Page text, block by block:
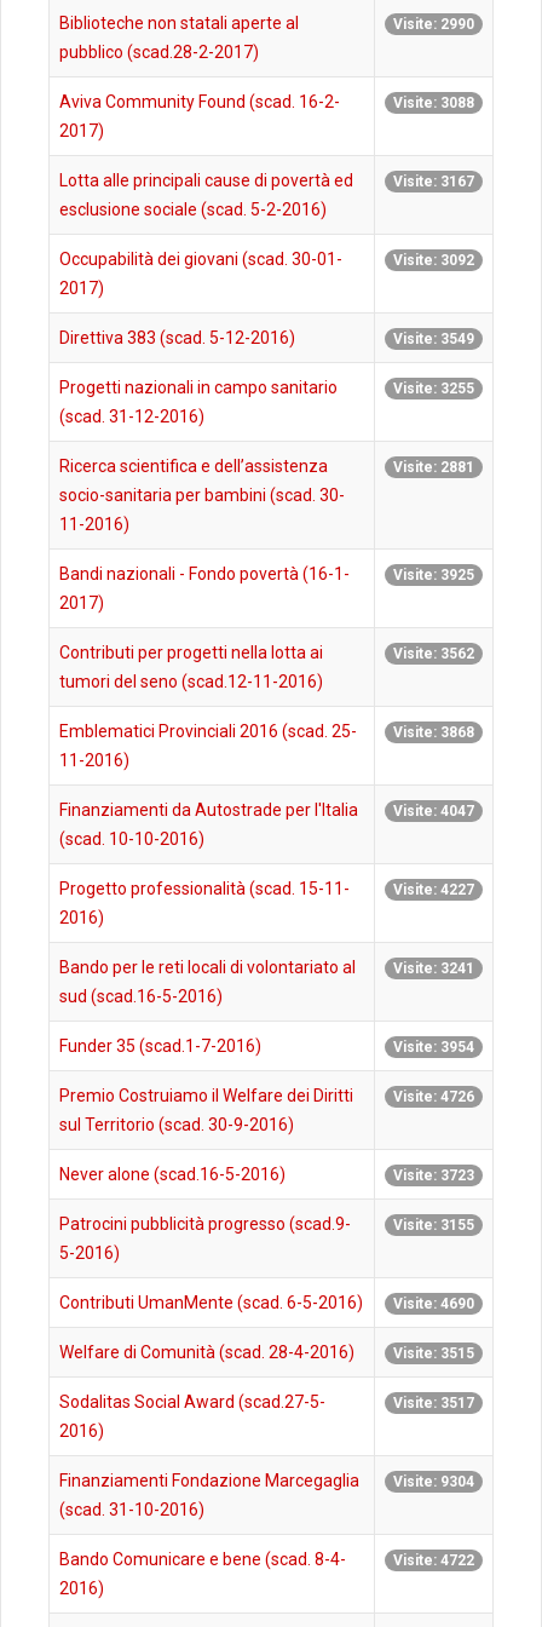
Biblioteche non statali aperte al
pubblico (scad.28-2-2017)
Visite: 2990
Aviva Community Found (scad. 16-2-
2017)
Visite: 3088
Lotta alle principali cause di povertà ed
esclusione sociale (scad. 5-2-2016)
Visite: 3167
Occupabilità dei giovani (scad. 30-01-
2017)
Visite: 3092
Direttiva 383 (scad. 5-12-2016) Visite: 3549
Progetti nazionali in campo sanitario
(scad. 31-12-2016)
Visite: 3255
Ricerca scientifica e dell’assistenza
socio-sanitaria per bambini (scad. 30-
11-2016)
Visite: 2881
Bandi nazionali - Fondo povertà (16-1-
2017)
Visite: 3925
Contributi per progetti nella lotta ai
tumori del seno (scad.12-11-2016)
Visite: 3562
Emblematici Provinciali 2016 (scad. 25-
11-2016)
Visite: 3868
Finanziamenti da Autostrade per l'Italia
(scad. 10-10-2016)
Visite: 4047
Progetto professionalità (scad. 15-11-
2016)
Visite: 4227
Bando per le reti locali di volontariato al
sud (scad.16-5-2016)
Visite: 3241
Funder 35 (scad.1-7-2016) Visite: 3954
Premio Costruiamo il Welfare dei Diritti
sul Territorio (scad. 30-9-2016)
Visite: 4726
Never alone (scad.16-5-2016) Visite: 3723
Patrocini pubblicità progresso (scad.9-
5-2016)
Visite: 3155
Contributi UmanMente (scad. 6-5-2016) Visite: 4690
Welfare di Comunità (scad. 28-4-2016) Visite: 3515
Sodalitas Social Award (scad.27-5-
2016)
Visite: 3517
Finanziamenti Fondazione Marcegaglia
(scad. 31-10-2016)
Visite: 9304
Bando Comunicare e bene (scad. 8-4-
2016)
Visite: 4722